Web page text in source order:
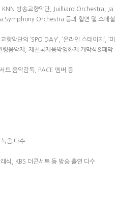
KNN 방송교향악단, Juilliard Orchestra, Ja
Orchestra 등과 협연 및 스페셜
악단의 ‘SPO DAY’, ‘온라인 스테이지’, ‘미
음악제, 제천국제음악영화제 개막식&폐막
트 음악감독, PACE 멤버 등
녹음 다수
식, KBS 더콘서트 등 방송 출연 다수